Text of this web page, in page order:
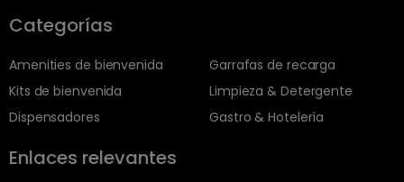
Categorías
Amenities de bienvenida
Kits de bienvenida
Dispensadores
Garrafas de recarga
Limpieza & Detergente
Gastro & Hotelería
Enlaces relevantes